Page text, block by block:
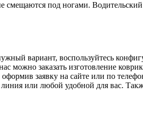
смещаются под ногами.
вариант, воспользуйтесь
можно заказать изготовление
заявку на сайте или по
или любой удобной для вас.